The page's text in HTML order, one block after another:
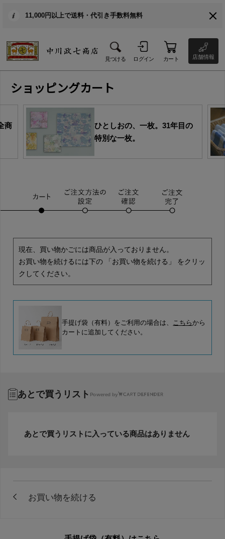
11,000円以上で送料・代引き手数料無料
見つける ログイン カート 店舗情報
ショッピングカート
商
ひとしおの、一枚。31年目の
特別な一枚。
現在、買い物かごには商品が入っておりません。
お買い物を続けるには下の 「お買い物を続ける」 をクリッ
クしてください。
手提げ袋（有料）をご利用の場合は、 こちらから
カートに追加してください。
あとで買うリスト Powered by
あとで買うリストに入っている商品はありません